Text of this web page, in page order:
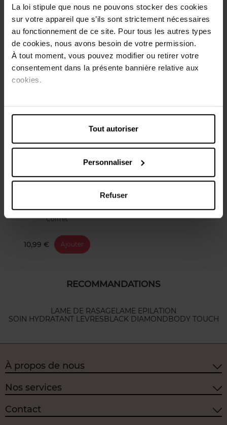
La loi stipule que nous ne pouvons stocker des cookies
sur votre appareil que s’ils sont strictement nécessaires
au fonctionnement de ce site. Pour tous les autres types
de cookies, nous avons besoin de votre permission.
À tout moment, vous pouvez modifier ou retirer votre
consentement dans la présente bannière relative aux
cookies.
Tout autoriser
Personnaliser
Refuser
Vanille Divine 100ml
Eau de parfum
17,99 € Ajouter
Sandal Intense 100ml
Eau de parfum
17,99 € Ajouter
Coffret
10,99 € Ajouter
RECOMMANDATIONS
LAME DE RASAGELAME EPILATION
SOIN HYDRATANT LEVRESBLACK DIAMONDBODY TOUCH
À propos de nous
Nos services
Contact